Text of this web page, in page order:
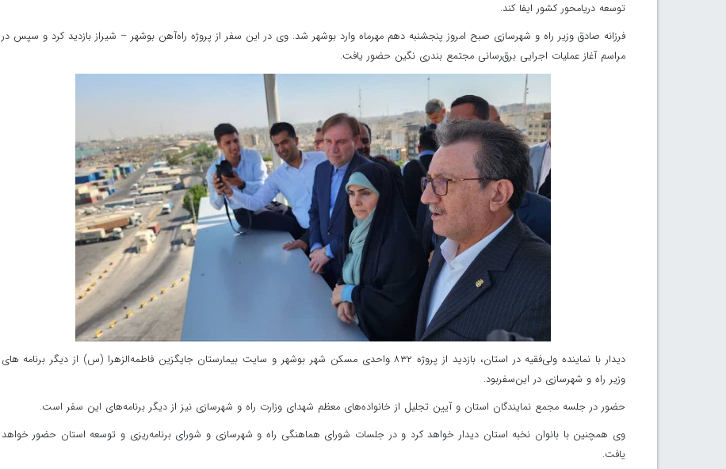
توسعه دریامحور کشور ایفا کند.
فرزانه صادق وزیر راه و شهرسازی صبح امروز پنجشنبه دهم مهرماه وارد بوشهر شد. وی در این سفر از پروژه راه‌آهن بوشهر – شیراز بازدید کرد و سپس در
مراسم آغاز عملیات اجرایی برق‌رسانی مجتمع بندری نگین حضور یافت.
دیدار با نماینده ولی‌فقیه در استان، بازدید از پروژه ۸۳۲ واحدی مسکن شهر بوشهر و سایت بیمارستان جایگزین فاطمه‌الزهرا (س) از دیگر برنامه های
وزیر راه و شهرسازی در این‌سفربود.
حضور در جلسه مجمع نمایندگان استان و آیین تجلیل از خانواده‌های معظم شهدای وزارت راه و شهرسازی نیز از دیگر برنامه‌های این سفر است.
وی همچنین با بانوان نخبه استان دیدار خواهد کرد و در جلسات شورای هماهنگی راه و شهرسازی و شورای برنامه‌ریزی و توسعه استان حضور خواهد
یافت.